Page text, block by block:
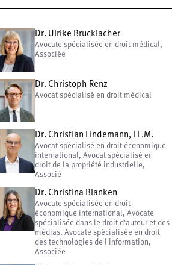
Dr. Ulrike Brucklacher
Avocate spécialisée en droit médical,
Associée
Dr. Christoph Renz
Avocat spécialisé en droit médical
Dr. Christian Lindemann, LL.M.
Avocat spécialisé en droit économique
international, Avocat spécialisé en
droit de la propriété industrielle,
Associé
Dr. Christina Blanken
Avocate spécialisée en droit
économique international, Avocate
spécialisée dans le droit d'auteur et des
médias, Avocate spécialisée en droit
des technologies de l'information,
Associée